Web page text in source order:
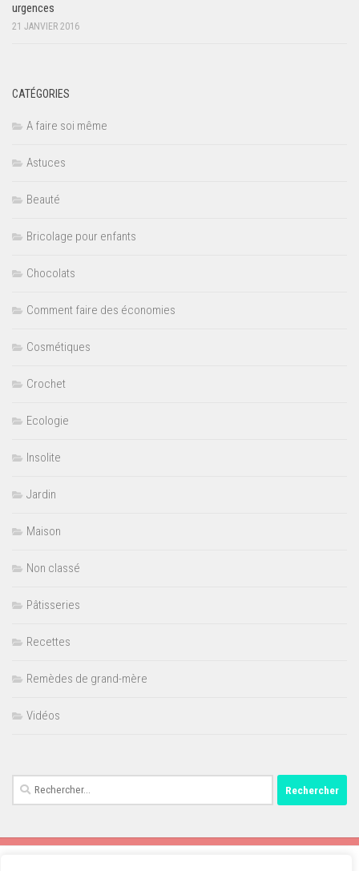
urgences
21 JANVIER 2016
CATÉGORIES
A faire soi même
Astuces
Beauté
Bricolage pour enfants
Chocolats
Comment faire des économies
Cosmétiques
Crochet
Ecologie
Insolite
Jardin
Maison
Non classé
Pâtisseries
Recettes
Remèdes de grand-mère
Vidéos
Rechercher :